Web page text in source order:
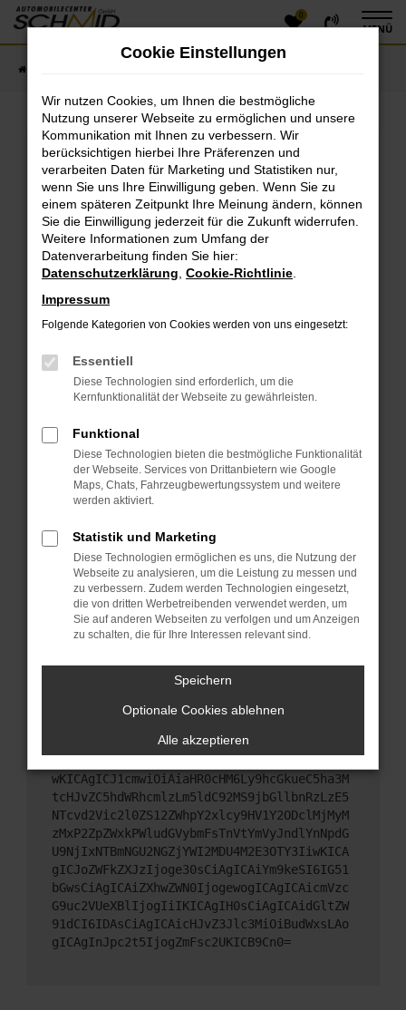
Zum
Hauptinhalt
0
MENÜ
Fehler: Network Error
Beim Laden ist ein Fehler aufgetreten.
Hier sind ein paar Tipps, die dir helfen können:
Überprüfe deine Firewall und deine
Internetverbindung.
Laden andere Webseiten, zum Beispiel deine
Suchmaschine?
Prüfe deine Browsererweiterungen.
das Laden bestimmter Seiten verhindern.
Funktioniert die Seite in einem anderen Browser
oder in einem privaten Fenster?
Das kann manchmal helfen, vorübergehende
Probleme zu beheben.
Stelle sicher, dass dein Browser und dein
Betriebssystem auf dem neuesten Stand sind.
Sicherheitsrisiko, sondern kann auch dazu führen,
dass bestimmte Funktionen nicht mehr
unterstützt werden.
Wende dich an den Webseitenbetreiber.
Wenn du alle oben genannten Schritte versucht
hast, kontaktiere uns bitte. Wir werden versuchen,
das Problem zu beheben. Du kannst uns diesen
Text schicken, um uns bei der Fehlersuche zu
unterstützen:
ewogICJuYW1lIjogIk5ldHdvcmtFcnJvciIsCiAgI
mNvbmZpZyI6IHsKICAgICJtZXRob2QiOiAiR0VUIi
wKICAgICJ1cmwiOiAiaHR0cHM6Ly9hcGkueC5ha3M
tcHJvZC5hdWRhcmlzLm5ldC92MS9jbGllbnRzLzE5
NTcvd2Vic2l0ZS12ZWhpY2xlcy9HV1Y2ODclMjMyM
zMxP2ZpZWxkPWludGVybmFsTnVtYmVyJndlYnNpdG
U9NjIxNTBmNGU2NGZjYWI2MDU4M2E3OTY3IiwKICA
gICJoZWFkZXJzIjoge30sCiAgICAiYm9keSI6IG51
bGwsCiAgICAiZXhwZWN0IjogewogICAgICAicmVzc
G9uc2VUeXBlIjogIiIKICAgIH0sCiAgICAidGltZW
91dCI6IDAsCiAgICAicHJvZ3Jlc3MiOiBudWxsLAo
gICAgInJpc2t5IjogZmFsc2UKICB9Cn0=
Cookie Einstellungen
Wir nutzen Cookies, um Ihnen die bestmögliche
Nutzung unserer Webseite zu ermöglichen und unsere
Kommunikation mit Ihnen zu verbessern. Wir
berücksichtigen hierbei Ihre Präferenzen und
verarbeiten Daten für Marketing und Statistiken nur,
wenn Sie uns Ihre Einwilligung geben. Wenn Sie zu
einem späteren Zeitpunkt Ihre Meinung ändern, können
Sie die Einwilligung jederzeit für die Zukunft widerrufen.
Weitere Informationen zum Umfang der
Datenverarbeitung finden Sie hier:
Datenschutzerklärung Cookie-Richtlinie
Impressum
Folgende Kategorien von Cookies werden von uns eingesetzt:
Essentiell
Diese Technologien sind erforderlich, um die
Kernfunktionalität der Webseite zu gewährleisten.
Funktional
Diese Technologien bieten die bestmögliche Funktionalität
der Webseite. Services von Drittanbietern wie Google
Maps, Chats, Fahrzeugbewertungssystem und weitere
werden aktiviert.
Statistik und Marketing
Diese Technologien ermöglichen es uns, die Nutzung der
Webseite zu analysieren, um die Leistung zu messen und
zu verbessern. Zudem werden Technologien eingesetzt,
die von dritten Werbetreibenden verwendet werden, um
Sie auf anderen Webseiten zu verfolgen und um Anzeigen
zu schalten, die für Ihre Interessen relevant sind.
Speichern
Optionale Cookies ablehnen
Alle akzeptieren